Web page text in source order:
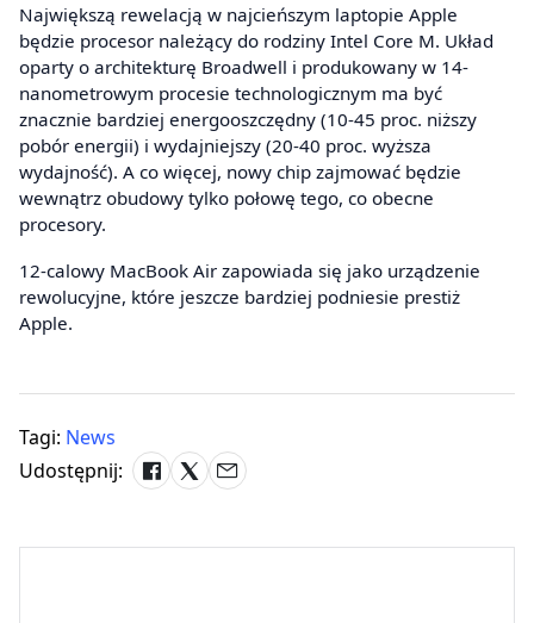
Największą rewelacją w najcieńszym laptopie Apple
będzie procesor należący do rodziny Intel Core M. Układ
oparty o architekturę Broadwell i produkowany w 14-
nanometrowym procesie technologicznym ma być
znacznie bardziej energooszczędny (10-45 proc. niższy
pobór energii) i wydajniejszy (20-40 proc. wyższa
wydajność). A co więcej, nowy chip zajmować będzie
wewnątrz obudowy tylko połowę tego, co obecne
procesory.
12-calowy MacBook Air zapowiada się jako urządzenie
rewolucyjne, które jeszcze bardziej podniesie prestiż
Apple.
Tagi: News
Udostępnij: